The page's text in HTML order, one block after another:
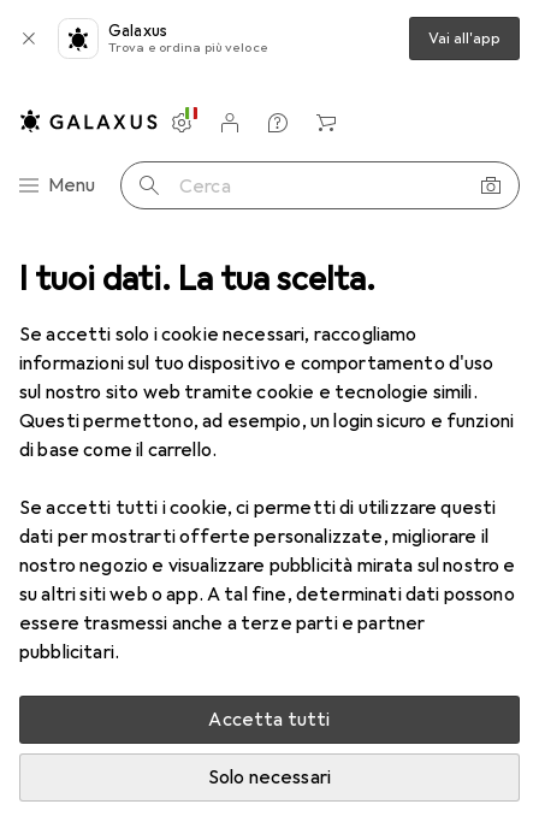
I tuoi dati. La tua scelta.
Se accetti solo i cookie necessari, raccogliamo
informazioni sul tuo dispositivo e comportamento d'uso
sul nostro sito web tramite cookie e tecnologie simili.
Questi permettono, ad esempio, un login sicuro e funzioni
di base come il carrello.
Se accetti tutti i cookie, ci permetti di utilizzare questi
dati per mostrarti offerte personalizzate, migliorare il
nostro negozio e visualizzare pubblicità mirata sul nostro e
su altri siti web o app. A tal fine, determinati dati possono
essere trasmessi anche a terze parti e partner
pubblicitari.
Accetta tutti
Solo necessari
Galaxus
Trova e ordina più veloce Vai all'app
Categoria Navigazione
Menu Cerca
Impostazioni
Conto cliente
Liste di confronto
Liste dei desideri
Carrello
Lenti a contatto Air Optix HydraGlyde per l'astigmatismo 6
1 Immagine
Air Optix HydraGlyde per
-1.5, Obiettivo mensile, 6 pz., Torico
Prezzo in EUR IVA incl.
EUR
50,06 EUR
8,35/1pz.
Consegna tra lun, 17/8 e mer, 19/8
Più di 10 pezzi in stock presso il fornitore